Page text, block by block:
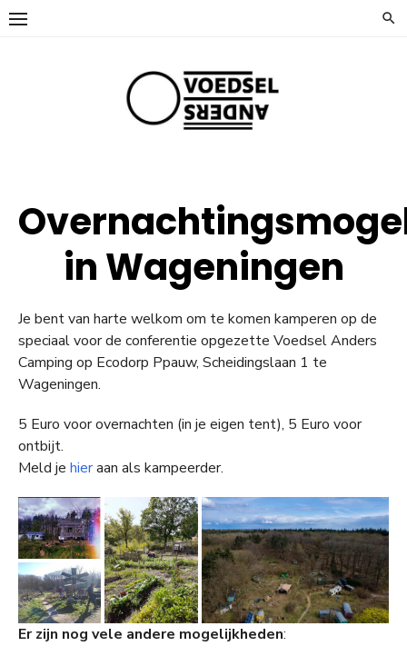
Ga
naar
in Wageningen
Je bent van harte welkom om te komen kamperen op de
speciaal voor de conferentie opgezette Voedsel Anders
Camping op Ecodorp Ppauw, Scheidingslaan 1 te
Wageningen.
5 Euro voor overnachten (in je eigen tent), 5 Euro voor
ontbijt.
Meld je hieraan als kampeerder.
Er zijn nog vele andere mogelijkheden: